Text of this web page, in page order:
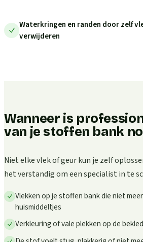
Waterkringen en randen door zelf
verwijderen
Wanneer is
van je stoffen bank
Niet elke vlek of geur kun je zelf
het verstandig om een specialist in te
Vlekken op je stoffen bank die niet
huismiddeltjes
Verkleuring of vale plekken op de